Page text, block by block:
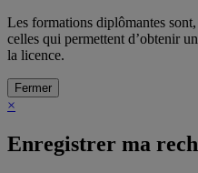
Les formations diplômantes
celles qui permettent d’obtenir
la licence.
Fermer
×
Enregistrer ma